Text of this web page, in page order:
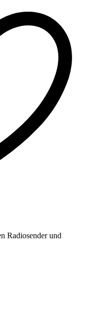
Radiosender und